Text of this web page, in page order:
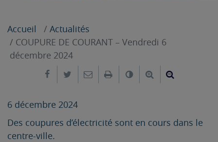
Accueil
Actualités
COUPURE DE COURANT – Vendredi 6
décembre 2024
Partager sur Facebook
Partager sur Twitter
Envoyer par e-mail
ImprimerChanger leAgrandir le
6 décembre 2024
Des coupures d’électricité sont en cours dans le
centre-ville.